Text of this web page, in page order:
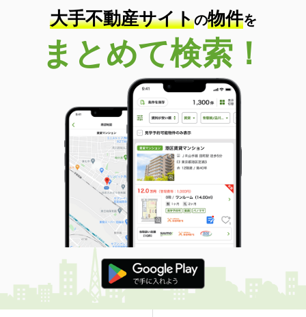
大手不動産サイトの物件を
まとめて検索！